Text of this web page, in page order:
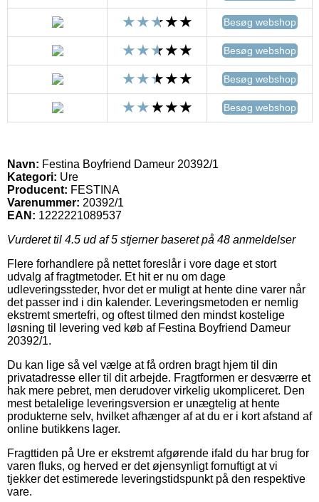
Besøg webshop
Besøg webshop
Besøg webshop
Besøg webshop
Navn: Festina Boyfriend Dameur 20392/1
Kategori: Ure
Producent: FESTINA
Varenummer: 20392/1
EAN: 1222221089537
Vurderet til 4.5 ud af 5 stjerner baseret på 48 anmeldelser
Flere forhandlere på nettet foreslår i vore dage et stort
udvalg af fragtmetoder. Et hit er nu om dage
udleveringssteder, hvor det er muligt at hente dine varer når
det passer ind i din kalender. Leveringsmetoden er nemlig
ekstremt smertefri, og oftest tilmed den mindst kostelige
løsning til levering ved køb af Festina Boyfriend Dameur
20392/1.
Du kan lige så vel vælge at få ordren bragt hjem til din
privatadresse eller til dit arbejde. Fragtformen er desværre et
hak mere pebret, men derudover virkelig ukompliceret. Den
mest betalelige leveringsversion er unægtelig at hente
produkterne selv, hvilket afhænger af at du er i kort afstand af
online butikkens lager.
Fragttiden på Ure er ekstremt afgørende ifald du har brug for
varen fluks, og herved er det øjensynligt fornuftigt at vi
tjekker det estimerede leveringstidspunkt på den respektive
vare.